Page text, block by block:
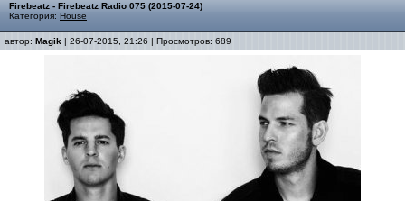
Firebeatz - Firebeatz Radio 075 (2015-07-24)
Категория: House
автор: Magik | 26-07-2015, 21:26 | Просмотров: 689